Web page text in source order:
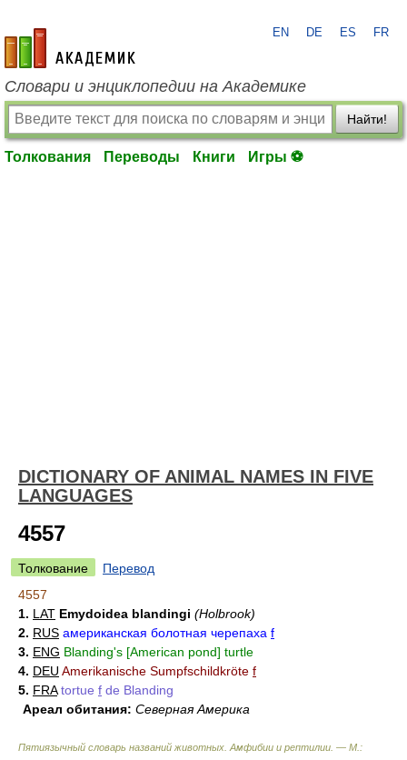
academic.ru
EN DE ES FR
Словари и энциклопедии на Академике
Найти!
Толкования Переводы Книги Игры ⚽
DICTIONARY OF ANIMAL NAMES IN FIVE
LANGUAGES
4557
Толкование
Перевод
4557
1. LAT Emydoidea blandingi (Holbrook)
2. RUS американская болотная черепаха f
3. ENG Blanding's [American pond] turtle
4. DEU Amerikanische Sumpfschildkröte f
5. FRA tortue f de Blanding
Ареал обитания: Северная Америка
Пятиязычный словарь названий животных. Амфибии и рептилии. — М.: